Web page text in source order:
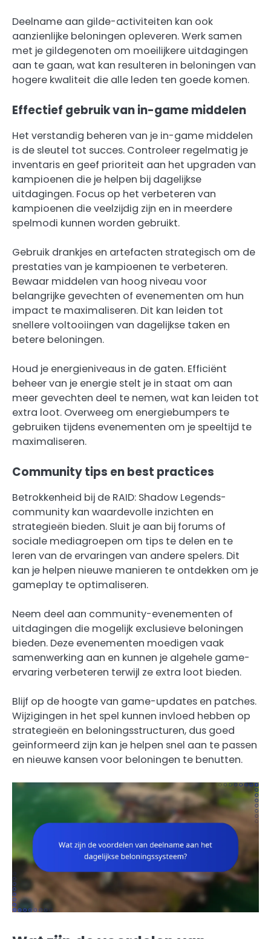
Deelname aan gilde-activiteiten kan ook
aanzienlijke beloningen opleveren. Werk samen
met je gildegenoten om moeilijkere uitdagingen
aan te gaan, wat kan resulteren in beloningen van
hogere kwaliteit die alle leden ten goede komen.
Effectief gebruik van in-game middelen
Het verstandig beheren van je in-game middelen
is de sleutel tot succes. Controleer regelmatig je
inventaris en geef prioriteit aan het upgraden van
kampioenen die je helpen bij dagelijkse
uitdagingen. Focus op het verbeteren van
kampioenen die veelzijdig zijn en in meerdere
spelmodi kunnen worden gebruikt.
Gebruik drankjes en artefacten strategisch om de
prestaties van je kampioenen te verbeteren.
Bewaar middelen van hoog niveau voor
belangrijke gevechten of evenementen om hun
impact te maximaliseren. Dit kan leiden tot
snellere voltooiingen van dagelijkse taken en
betere beloningen.
Houd je energieniveaus in de gaten. Efficiënt
beheer van je energie stelt je in staat om aan
meer gevechten deel te nemen, wat kan leiden tot
extra loot. Overweeg om energiebumpers te
gebruiken tijdens evenementen om je speeltijd te
maximaliseren.
Community tips en best practices
Betrokkenheid bij de RAID: Shadow Legends-
community kan waardevolle inzichten en
strategieën bieden. Sluit je aan bij forums of
sociale mediagroepen om tips te delen en te
leren van de ervaringen van andere spelers. Dit
kan je helpen nieuwe manieren te ontdekken om je
gameplay te optimaliseren.
Neem deel aan community-evenementen of
uitdagingen die mogelijk exclusieve beloningen
bieden. Deze evenementen moedigen vaak
samenwerking aan en kunnen je algehele game-
ervaring verbeteren terwijl ze extra loot bieden.
Blijf op de hoogte van game-updates en patches.
Wijzigingen in het spel kunnen invloed hebben op
strategieën en beloningsstructuren, dus goed
geïnformeerd zijn kan je helpen snel aan te passen
en nieuwe kansen voor beloningen te benutten.